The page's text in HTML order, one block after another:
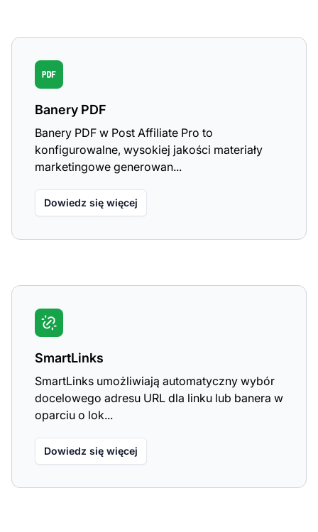
Banery PDF
Banery PDF w Post Affiliate Pro to
konfigurowalne, wysokiej jakości materiały
marketingowe generowan...
Dowiedz się więcej
SmartLinks
SmartLinks umożliwiają automatyczny wybór
docelowego adresu URL dla linku lub banera w
oparciu o lok...
Dowiedz się więcej